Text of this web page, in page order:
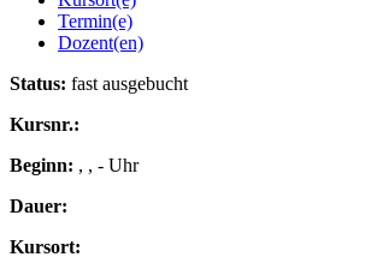
Termin(e)
Dozent(en)
Status: fast ausgebucht
Kursnr.:
Beginn: , , - Uhr
Dauer:
Kursort: